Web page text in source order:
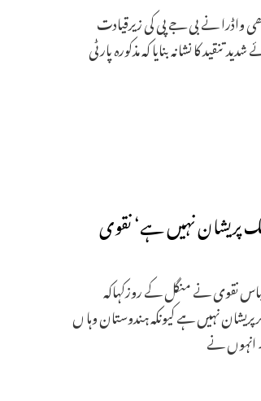
واڈرا نے بی جے پی کی زیرقیادت
تنقید کا نشانہ بنایا کہ مذکورہ پارٹی
پریشان نہیں ہے‘ نقوی
نقوی نے منگل کے روزکہاکہ
نہیں ہے کیونکہ ہندوستان وہا ں
انہوں نے